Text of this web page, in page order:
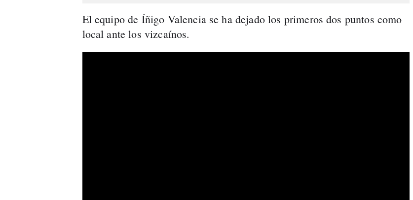
El equipo de Íñigo Valencia se ha dejado los primeros dos puntos como
local ante los vizcaínos.